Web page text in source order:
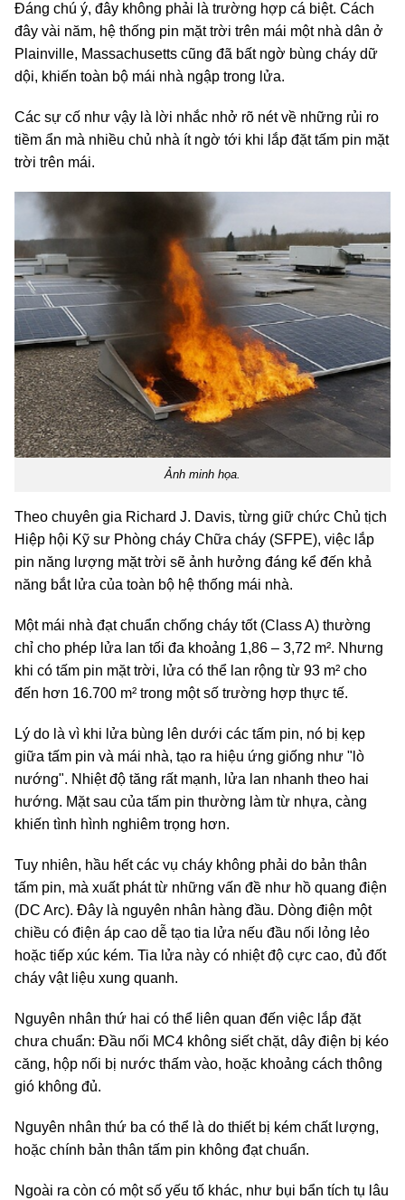
Đáng chú ý, đây không phải là trường hợp cá biệt. Cách
đây vài năm, hệ thống pin mặt trời trên mái một nhà dân ở
Plainville, Massachusetts cũng đã bất ngờ bùng cháy dữ
dội, khiến toàn bộ mái nhà ngập trong lửa.
Các sự cố như vậy là lời nhắc nhở rõ nét về những rủi ro
tiềm ẩn mà nhiều chủ nhà ít ngờ tới khi lắp đặt tấm pin mặt
trời trên mái.
Ảnh minh họa.
Theo chuyên gia Richard J. Davis, từng giữ chức Chủ tịch
Hiệp hội Kỹ sư Phòng cháy Chữa cháy (SFPE), việc lắp
pin năng lượng mặt trời sẽ ảnh hưởng đáng kể đến khả
năng bắt lửa của toàn bộ hệ thống mái nhà.
Một mái nhà đạt chuẩn chống cháy tốt (Class A) thường
chỉ cho phép lửa lan tối đa khoảng 1,86 – 3,72 m². Nhưng
khi có tấm pin mặt trời, lửa có thể lan rộng từ 93 m² cho
đến hơn 16.700 m² trong một số trường hợp thực tế.
Lý do là vì khi lửa bùng lên dưới các tấm pin, nó bị kẹp
giữa tấm pin và mái nhà, tạo ra hiệu ứng giống như "lò
nướng". Nhiệt độ tăng rất mạnh, lửa lan nhanh theo hai
hướng. Mặt sau của tấm pin thường làm từ nhựa, càng
khiến tình hình nghiêm trọng hơn.
Tuy nhiên, hầu hết các vụ cháy không phải do bản thân
tấm pin, mà xuất phát từ những vấn đề như hồ quang điện
(DC Arc). Đây là nguyên nhân hàng đầu. Dòng điện một
chiều có điện áp cao dễ tạo tia lửa nếu đầu nối lỏng lẻo
hoặc tiếp xúc kém. Tia lửa này có nhiệt độ cực cao, đủ đốt
cháy vật liệu xung quanh.
Nguyên nhân thứ hai có thể liên quan đến việc lắp đặt
chưa chuẩn: Đầu nối MC4 không siết chặt, dây điện bị kéo
căng, hộp nối bị nước thấm vào, hoặc khoảng cách thông
gió không đủ.
Nguyên nhân thứ ba có thể là do thiết bị kém chất lượng,
hoặc chính bản thân tấm pin không đạt chuẩn.
Ngoài ra còn có một số yếu tố khác, như bụi bẩn tích tụ lâu